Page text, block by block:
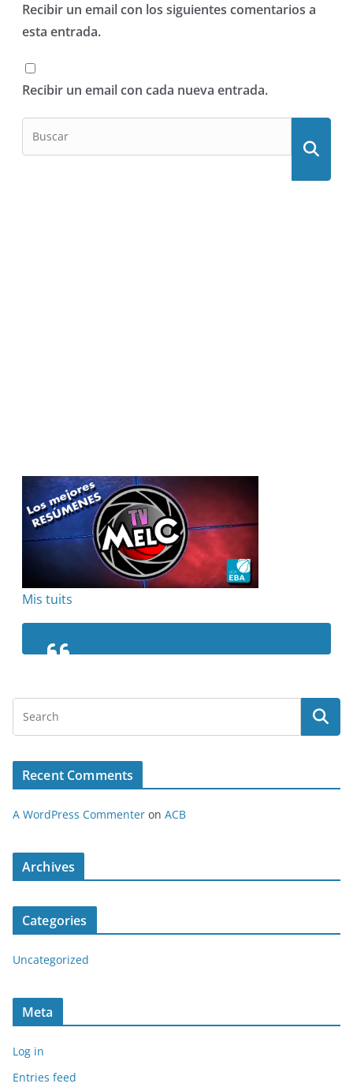
Recibir un email con los siguientes comentarios a
esta entrada.
Recibir un email con cada nueva entrada.
Mis tuits
Recent Comments
A WordPress Commenter on ACB
Archives
Categories
Uncategorized
Meta
Log in
Entries feed